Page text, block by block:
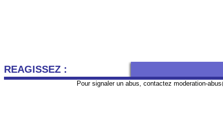
REAGISSEZ :
Pour signaler un abus, contactez moderation-